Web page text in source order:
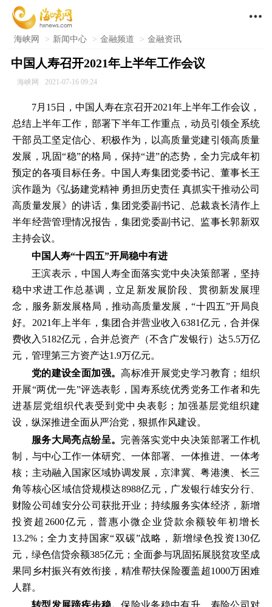

海峡网 > 新闻中心 > 金融频道 > 金融资讯
中国人寿召开2021年上半年工作会议
海峡网 2021-07-16 09:24
7月15日，中国人寿在京召开2021年上半年工作会议，
总结上半年工作，部署下半年工作重点，动员引领全系统
干部员工坚定信心、积极作为，以高质量党建引领高质量
发展，巩固“稳”的格局，保持“进”的态势，全力完成年初
预定的各项目标任务。中国人寿集团党委书记、董事长王
滨作题为《弘扬建党精神 勇担历史责任 真抓实干推动公司
高质量发展》的讲话，集团党委副书记、总裁袁长清作上
半年经营管理情况报告，集团党委副书记、监事长郭新双
主持会议。
中国人寿“十四五”开局稳中有进
王滨表示，中国人寿全面落实党中央决策部署，坚持
稳中求进工作总基调，立足新发展阶段、贯彻新发展理
念，服务新发展格局，推动高质量发展，“十四五”开局良
好。2021年上半年，集团合并营业收入6381亿元，合并保
费收入5182亿元，合并总资产（不含广发银行）达5.5万亿
元，管理第三方资产达1.9万亿元。
党的建设全面加强。高标准开展党史学习教育；组织
开展“两优一先”评选表彰，国寿系统优秀党务工作者和先
进基层党组织代表受到党中央表彰；加强基层党组织建
设，纵深推进全面从严治党，狠抓作风建设。
服务大局亮点纷呈。 完善落实党中央决策部署工作机
制，与中心工作一体研究、一体部署、一体推进、一体考
核；主动融入国家区域协调发展，京津冀、粤港澳、长三
角等核心区域信贷规模达8988亿元，广发银行雄安分行、
财险公司雄安分公司获批开业；持续服务实体经济，新增
投资超2600亿元，普惠小微企业贷款余额较年初增长
13.2%；全力支持国家“双碳”战略，新增绿色投资130亿
元，绿色信贷余额385亿元；全面参与巩固拓展脱贫攻坚成
果同乡村振兴有效衔接，精准帮扶保险覆盖超1000万困难
人群。
转型发展蹄疾步稳。保险业务稳中有升，寿险公司对